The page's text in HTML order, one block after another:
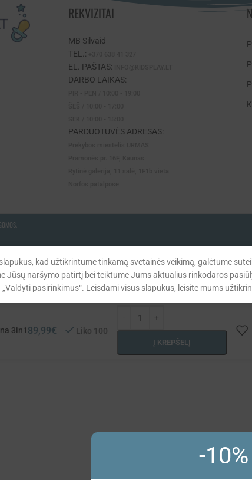
REKVIZITAI
MB Silvaid
TEL.:
EL. PAŠTAS:
DARBO LAIKAS:
PARDUOTUVĖS ADRESAS:
kad užtikrintume tinkamą svetainės veikimą, galėtume
Jūsų naršymo patirtį bei teiktume Jums aktualius rinkodaros
pasirinkimus“. Leisdami visus slapukus, leisite mums
3in1 89,99€ Liko 100
Į KREPŠELĮ
-